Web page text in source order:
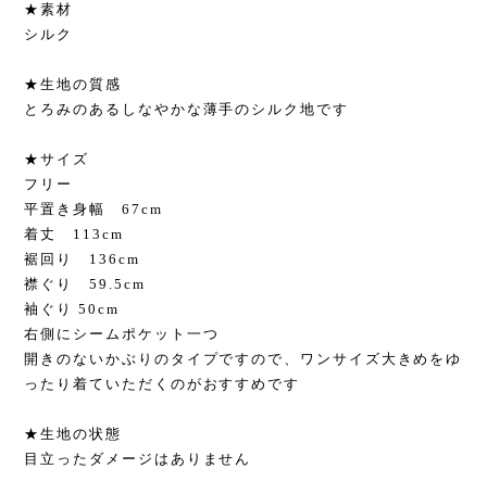
★素材
シルク
★生地の質感
とろみのあるしなやかな薄手のシルク地です
★サイズ
フリー
平置き身幅 67cm
着丈 113cm
裾回り 136cm
襟ぐり 59.5cm
袖ぐり 50cm
右側にシームポケット一つ
開きのないかぶりのタイプですので、ワンサイズ大きめをゆ
ったり着ていただくのがおすすめです
★生地の状態
目立ったダメージはありません